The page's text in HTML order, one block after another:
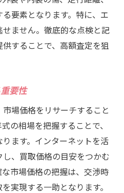
をチェックする
ーンを利用する
ーカーズの車買取サービ
か？
認する方法
用する
ト調査の結果
スの強み
定を受けるためのポイン
要素となります。特に、エ
ません。徹底的な点検と記
することで、高額査定を狙
要性
場価格をリサーチすること
の相場を把握することで、
ます。インターネットを活
、買取価格の目安をつかむ
市場価格の把握は、交渉時
実現する一助となります。